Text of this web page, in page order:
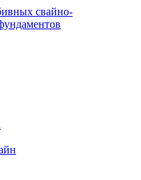
свайно-